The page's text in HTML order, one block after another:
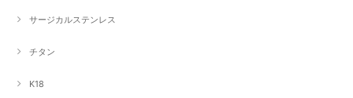
サージカルステンレス
チタン
K18